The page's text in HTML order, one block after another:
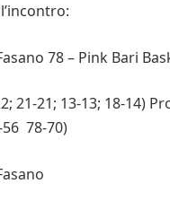
78 – Pink Bari
21-21; 13-13; 18-14)
56 78-70)